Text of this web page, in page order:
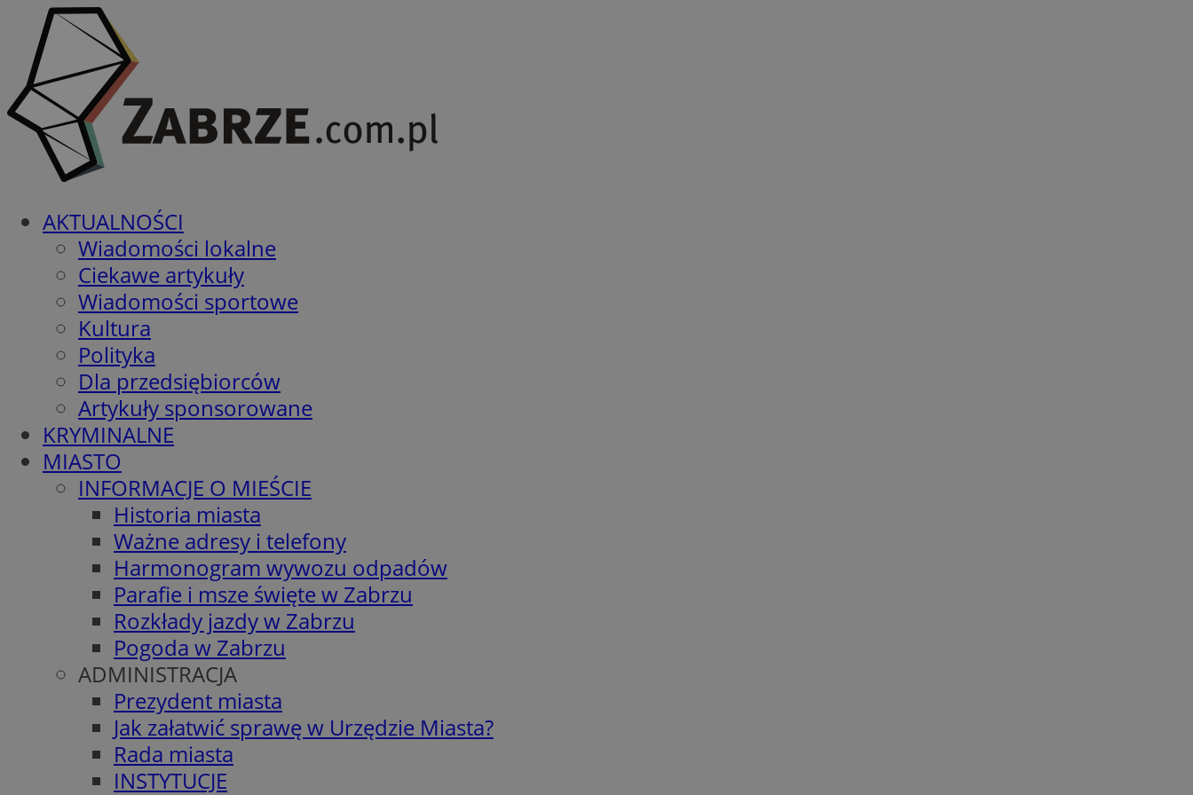
AKTUALNOŚCI
Wiadomości lokalne
Ciekawe artykuły
Wiadomości sportowe
Kultura
Polityka
Dla przedsiębiorców
Artykuły sponsorowane
KRYMINALNE
MIASTO
INFORMACJE O MIEŚCIE
Historia miasta
Ważne adresy i telefony
Harmonogram wywozu odpadów
Parafie i msze święte w Zabrzu
Rozkłady jazdy w Zabrzu
Pogoda w Zabrzu
ADMINISTRACJA
Prezydent miasta
Jak załatwić sprawę w Urzędzie Miasta?
Rada miasta
INSTYTUCJE